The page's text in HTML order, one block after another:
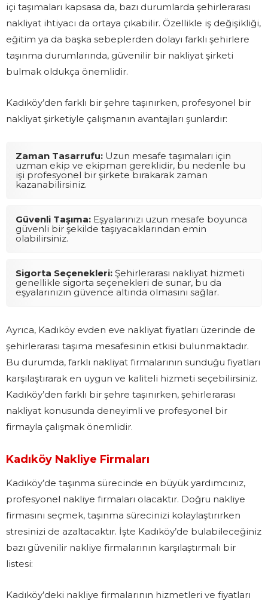
içi taşımaları kapsasa da, bazı durumlarda şehirlerarası
nakliyat ihtiyacı da ortaya çıkabilir. Özellikle iş değişikliği,
eğitim ya da başka sebeplerden dolayı farklı şehirlere
taşınma durumlarında, güvenilir bir nakliyat şirketi
bulmak oldukça önemlidir.
Kadıköy’den farklı bir şehre taşınırken, profesyonel bir
nakliyat şirketiyle çalışmanın avantajları şunlardır:
Zaman Tasarrufu: Uzun mesafe taşımaları için
uzman ekip ve ekipman gereklidir, bu nedenle bu
işi profesyonel bir şirkete bırakarak zaman
kazanabilirsiniz.
Güvenli Taşıma: Eşyalarınızı uzun mesafe boyunca
güvenli bir şekilde taşıyacaklarından emin
olabilirsiniz.
Sigorta Seçenekleri: Şehirlerarası nakliyat hizmeti
genellikle sigorta seçenekleri de sunar, bu da
eşyalarınızın güvence altında olmasını sağlar.
Ayrıca, Kadıköy evden eve nakliyat fiyatları üzerinde de
şehirlerarası taşıma mesafesinin etkisi bulunmaktadır.
Bu durumda, farklı nakliyat firmalarının sunduğu fiyatları
karşılaştırarak en uygun ve kaliteli hizmeti seçebilirsiniz.
Kadıköy’den farklı bir şehre taşınırken, şehirlerarası
nakliyat konusunda deneyimli ve profesyonel bir
firmayla çalışmak önemlidir.
Kadıköy Nakliye Firmaları
Kadıköy’de taşınma sürecinde en büyük yardımcınız,
profesyonel nakliye firmaları olacaktır. Doğru nakliye
firmasını seçmek, taşınma sürecinizi kolaylaştırırken
stresinizi de azaltacaktır. İşte Kadıköy’de bulabileceğiniz
bazı güvenilir nakliye firmalarının karşılaştırmalı bir
listesi:
Kadıköy’deki nakliye firmalarının hizmetleri ve fiyatları